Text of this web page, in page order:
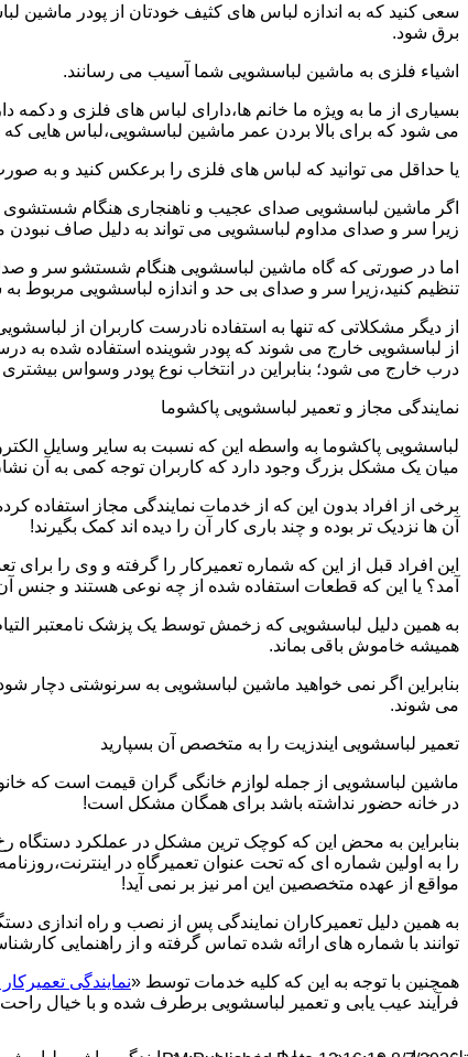
سعی کنید که به اندازه لباس های کثیف خودتان از پودر ماشین
برق شود.
اشیاء فلزی به ماشین لباسشویی شما آسیب می رسانند.
بسیاری از ما به ویژه ما خانم ها،دارای لباس های فلزی و
می شود که برای بالا بردن عمر ماشین لباسشویی،لباس هایی
یا حداقل می توانید که لباس های فلزی را برعکس کنید و به
اگر ماشین لباسشویی صدای عجیب و ناهنجاری هنگام شستشوی
زیرا سر و صدای مداوم لباسشویی می تواند به دلیل صاف نبودن
اما در صورتی که گاه ماشین لباسشویی هنگام شستشو سر و
تنظیم کنید،زیرا سر و صدای بی حد و اندازه لباسشویی
از دیگر مشکلاتی که تنها به استفاده نادرست کاربران از
از لباسشویی خارج می شوند که پودر شوینده استفاده شده به
درب خارج می شود؛ بنابراین در انتخاب نوع پودر وسواس
نمایندگی مجاز و تعمیر لباسشویی پاکشوما
لباسشویی پاکشوما به واسطه این که نسبت به سایر وسایل
میان یک مشکل بزرگ وجود دارد که کاربران توجه کمی به آن
برخی از افراد بدون این که از خدمات نمایندگی مجاز استفاده
آن ها نزدیک تر بوده و چند باری کار آن را دیده اند کمک بگیرند!
این افراد قبل از این که شماره تعمیرکار را گرفته و وی را
آمد؟ یا این که قطعات استفاده شده از چه نوعی هستند و جنس
به همین دلیل لباسشویی که زخمش توسط یک پزشک نامعتبر
همیشه خاموش باقی بماند.
بنابراین اگر نمی خواهید ماشین لباسشویی به سرنوشتی دچار
می شوند.
تعمیر لباسشویی ایندزیت را به متخصص آن بسپارید
ماشین لباسشویی از جمله لوازم خانگی گران قیمت است که
در خانه حضور نداشته باشد برای همگان مشکل است!
بنابراین به محض این که کوچک ترین مشکل در عملکرد دستگاه
را به اولین شماره ای که تحت عنوان تعمیرگاه در
مواقع از عهده متخصصین این امر نیز بر نمی آید!
به همین دلیل تعمیرکاران نمایندگی پس از نصب و راه اندازی
توانند با شماره های ارائه شده تماس گرفته و از راهنمایی
همچنین با توجه به این که کلیه خدمات توسط «نمایندگی
فرآیند عیب یابی و تعمیر لباسشویی برطرف شده و با خیال راحت